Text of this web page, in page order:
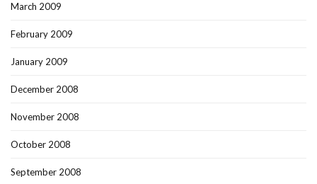
March 2009
February 2009
January 2009
December 2008
November 2008
October 2008
September 2008